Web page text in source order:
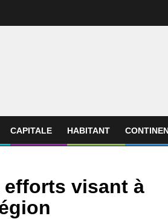
CAPITALE HABITANT
efforts visant à